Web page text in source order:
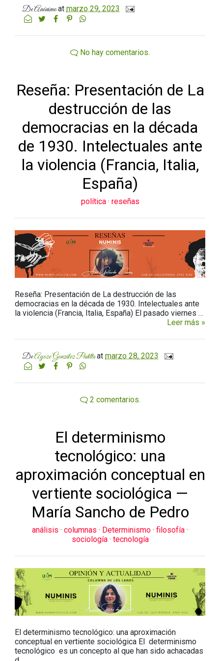
DeAnónimoat marzo 29, 2023
No hay comentarios.
Reseña: Presentación de La
destrucción de las
democracias en la década
de 1930. Intelectuales ante
la violencia (Francia, Italia,
España)
política · reseñas
Reseña: Presentación de La destrucción de las
democracias en la década de 1930. Intelectuales ante
la violencia (Francia, Italia, España) El pasado viernes …
Leer más »
DeAyoze González Padillaat marzo 28, 2023
2 comentarios.
El determinismo
tecnológico: una
aproximación conceptual en
vertiente sociológica —
María Sancho de Pedro
análisis · columnas · Determinismo · filosofía ·
sociología · tecnología
El determinismo tecnológico: una aproximación
conceptual en vertiente sociológica El determinismo
tecnológico es un concepto al que han sido achacadas